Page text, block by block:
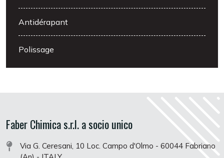
Antidérapant
Polissage
Faber Chimica s.r.l. a socio unico
Via G. Ceresani, 10 Loc. Campo d'Olmo - 60044 Fabriano